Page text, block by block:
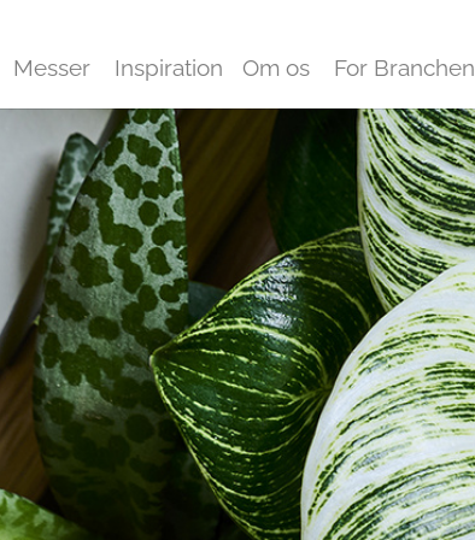
Messer Inspiration Om os For Branchen